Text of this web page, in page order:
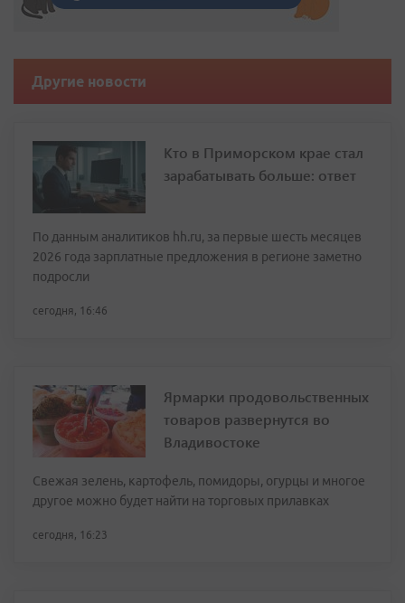
Другие новости
Кто в Приморском крае стал
зарабатывать больше: ответ
По данным аналитиков hh.ru, за первые шесть месяцев
2026 года зарплатные предложения в регионе заметно
подросли
сегодня, 16:46
Ярмарки продовольственных
товаров развернутся во
Владивостоке
Свежая зелень, картофель, помидоры, огурцы и многое
другое можно будет найти на торговых прилавках
сегодня, 16:23